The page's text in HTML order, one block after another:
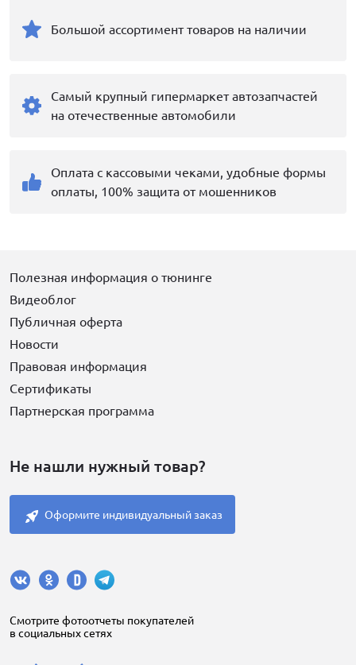
Большой ассортимент товаров на наличии
Самый крупный гипермаркет автозапчастей
на отечественные автомобили
Оплата с кассовыми чеками, удобные формы
оплаты, 100% защита от мошенников
Полезная информация о тюнинге
Видеоблог
Публичная оферта
Новости
Правовая информация
Сертификаты
Партнерская программа
Не нашли нужный товар?
Оформите индивидуальный заказ
Cмотрите фотоотчеты покупателей
в социальных сетях